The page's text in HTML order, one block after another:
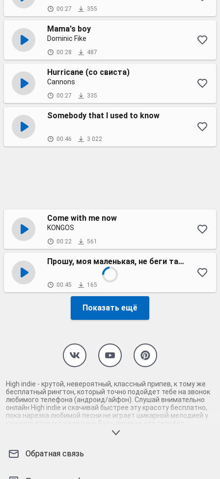
00:27 355
Mama's boy
Dominic Fike
00:28 487
Hurricane (со свиста)
Cannons
00:27 335
Somebody that I used to know
00:46 3 022
Come with me now
KONGOS
00:22 561
Прошу, моя маленькая, не беги так далече
00:45 165
Показать ещё
High indie - крутой, невероятный, классный припев, к тому же
бесплатный рингтон, который точно подойдет тебе на звонок
любимого телефона (андроид/айфон). Слушай внимательно
онлайн High indie и скачивай быстрее эту красоту бесплатно,
пока нарезка любимой песни не играет шикарной мелодией у
каждого второго на звонке. Будь первым, кто скачает
бесплатно сей шедевр музыки и оценит по достоинству
телефона, ну, или m4r мелодию на айфон (iPhone). Уверены, ты
Обратная связь